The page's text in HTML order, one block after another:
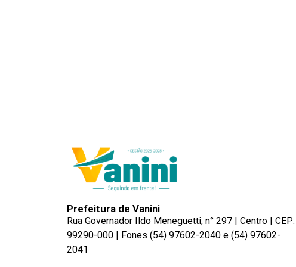
Prefeitura de Vanini
Rua Governador Ildo Meneguetti, n° 297 | Centro | CEP:
99290-000 | Fones (54) 97602-2040 e (54) 97602-
2041